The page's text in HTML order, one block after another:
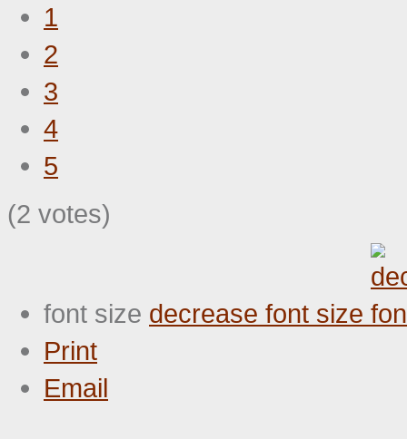
1
2
3
4
5
(2 votes)
font size decrease font size
Print
Email